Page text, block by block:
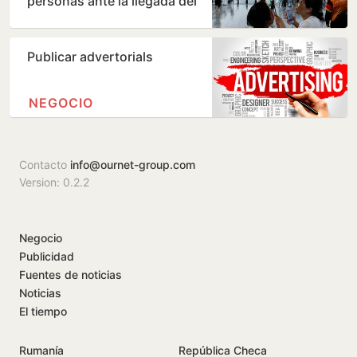
Publicar advertorials
NEGOCIO
Contacto info@ournet-group.com
Version: 0.2.2
Negocio
Publicidad
Fuentes de noticias
Noticias
El tiempo
Rumanía República Checa